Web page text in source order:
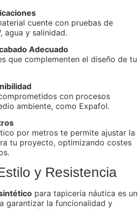
cuente con pruebas de
agua y salinidad.
Adecuado
que complementen el diseño de tu
con procesos
ambiente, como Expafol.
por metros te permite ajustar la
tu proyecto, optimizando costes
y Resistencia
para tapicería náutica es un
garantizar la funcionalidad y